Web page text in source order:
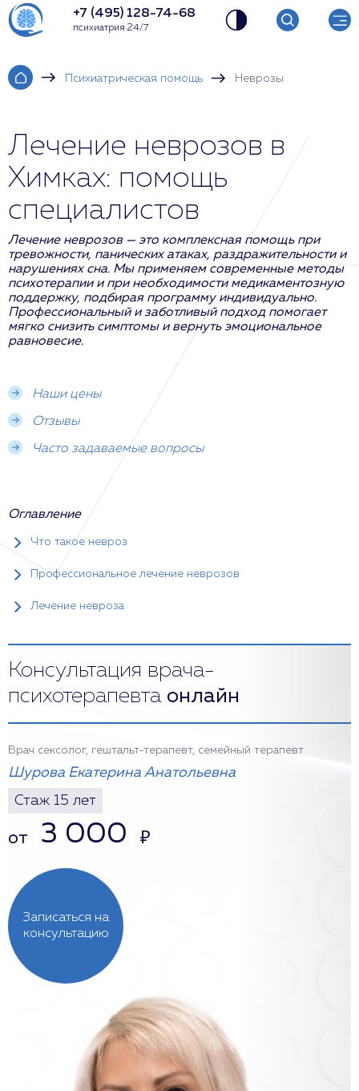
+7 (495) 128-74-68
психиатрия 24/7
Психиатрическая помощь Неврозы
Лечение неврозов в
Химках: помощь
специалистов
Лечение неврозов — это комплексная помощь при
тревожности, панических атаках, раздражительности и
нарушениях сна. Мы применяем современные методы
психотерапии и при необходимости медикаментозную
поддержку, подбирая программу индивидуально.
Профессиональный и заботливый подход помогает
мягко снизить симптомы и вернуть эмоциональное
равновесие.
Наши цены
Отзывы
Часто задаваемые вопросы
Оглавление
Что такое невроз
Профессиональное лечение неврозов
Лечение невроза
Консультация врача-
психотерапевта онлайн
Записаться на
консультацию
Врач сексолог, гештальт-терапевт, семейный терапевт
Шурова Екатерина Анатольевна
Стаж 15 лет
от 3 000 ₽